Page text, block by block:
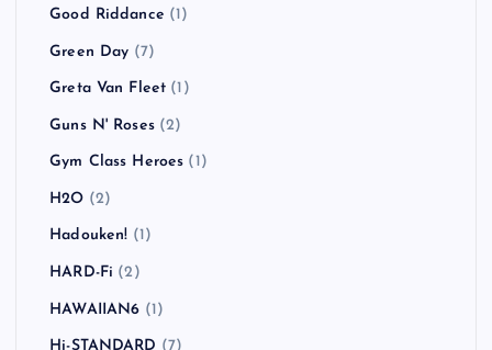
Good Riddance (1)
Green Day (7)
Greta Van Fleet (1)
Guns N' Roses(2)
Gym Class Heroes (1)
H2O (2)
Hadouken! (1)
HARD-Fi (2)
HAWAIIAN6 (1)
Hi-STANDARD (7)